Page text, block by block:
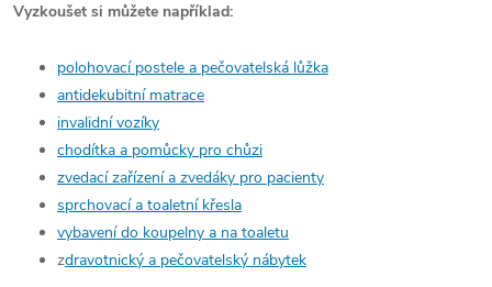
Vyzkoušet si můžete například:
polohovací postele a pečovatelská lůžka
antidekubitní matrace
invalidní vozíky
chodítka a pomůcky pro chůzi
zvedací zařízení a zvedáky pro pacienty
sprchovací a toaletní křesla
vybavení do koupelny a na toaletu
zdravotnický a pečovatelský nábytek